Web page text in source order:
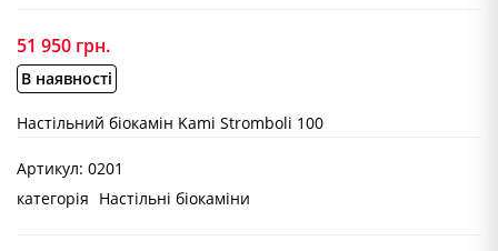
51 950 грн.
В наявності
Настільний біокамін Kami Stromboli 100
Артикул: 0201
категорія Настільні біокаміни